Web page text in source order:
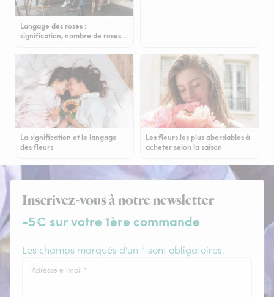
Langage des roses :
signification, nombre de roses…
La signification et le langage
des fleurs
Les fleurs les plus abordables à
acheter selon la saison
Inscrivez-vous à notre newsletter
-5€ sur votre 1ère commande
Les champs marqués d'un * sont obligatoires.
Adresse e-mail *